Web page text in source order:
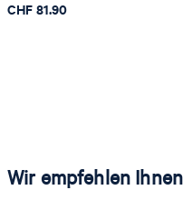
CHF 81.90
Wir empfehlen